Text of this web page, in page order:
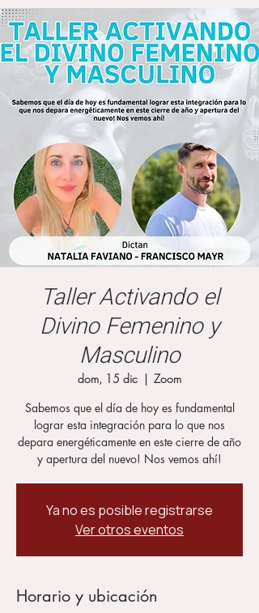
Taller Activando el
Divino Femenino y
Masculino
dom, 15 dic
  |
Zoom
Sabemos que el día de hoy es fundamental
lograr esta integración para lo que nos
depara energéticamente en este cierre de año
y apertura del nuevo! Nos vemos ahí!
Ya no es posible registrarse
Ver otros eventos
Horario y ubicación